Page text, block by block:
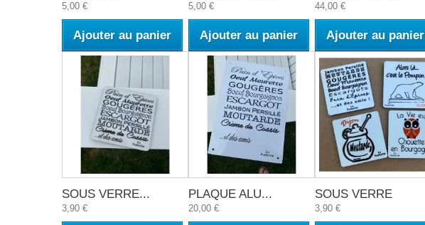
5,00 €
Ajouter au panier
5,00 €
Ajouter au panier
44,00 €
Ajouter au panier
SOUS VERRE...
3,90 €
PLAQUE ALU...
20,00 €
SOUS VERRE
3,90 €